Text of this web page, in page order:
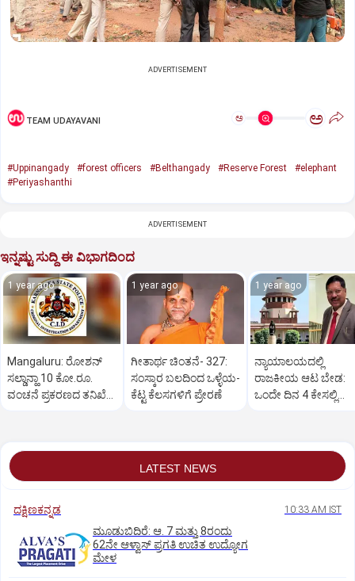
ADVERTISEMENT
TEAM UDAYAVANI ಅ ಅ
#Uppinangady #forest officers #Belthangady #Reserve Forest
#elephant
#Periyashanthi
ADVERTISEMENT
ಇನ್ನಷ್ಟು ಸುದ್ದಿ ಈ ವಿಭಾಗದಿಂದ
1 year ago
Mangaluru: ರೋಶನ್‌
ಸಲ್ಡಾನ್ಹಾ 10 ಕೋ.ರೂ.
ವಂಚನೆ ಪ್ರಕರಣದ ತನಿಖೆ
1 year ago
ಗೀತಾರ್ಥ ಚಿಂತನೆ- 327:
ಸಂಸ್ಕಾರ ಬಲದಿಂದ ಒಳ್ಳೆಯ-
ಕೆಟ್ಟ ಕೆಲಸಗಳಿಗೆ ಪ್ರೇರಣೆ
1 year ago
ನ್ಯಾಯಾಲಯದಲ್ಲಿ
ರಾಜಕೀಯ ಆಟ ಬೇಡ:
ಒಂದೇ ದಿನ 4 ಕೇಸಲ್ಲಿ
LATEST NEWS
ದಕ್ಷಿಣಕನ್ನಡ 10:33 AM IST
ಮೂಡುಬಿದಿರೆ: ಆ. 7 ಮತ್ತು 8ರಂದು
62ನೇ ಆಳ್ವಾಸ್‌ ಪ್ರಗತಿ ಉಚಿತ ಉದ್ಯೋಗ
ಮೇಳ